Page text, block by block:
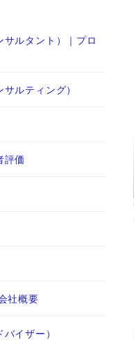
ルタント）｜プロ
ルティング）
評価
社概要
イザー）